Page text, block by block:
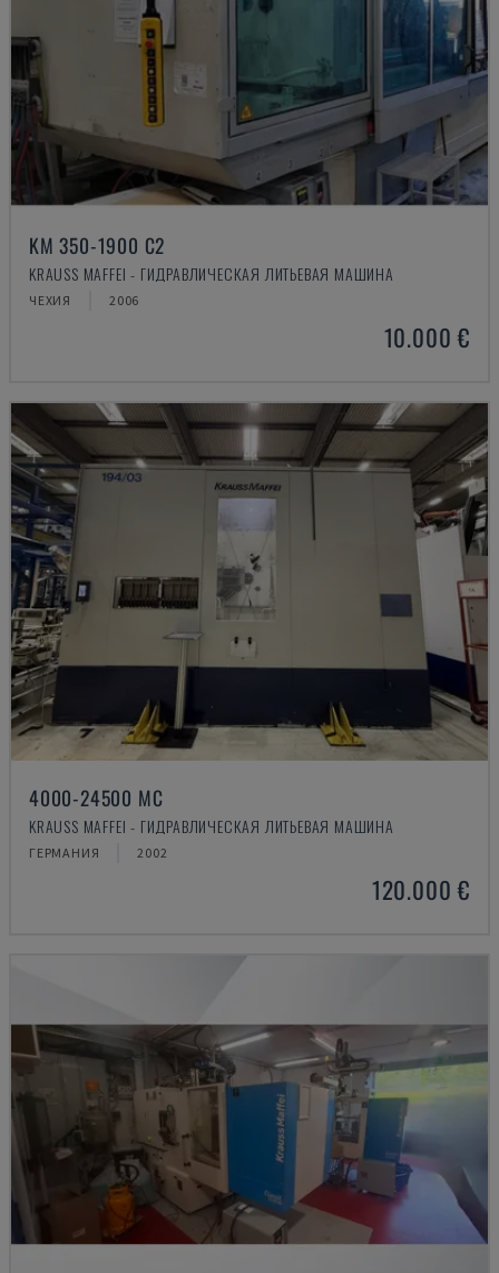
KM 350-1900 C2
KRAUSS MAFFEI - ГИДРАВЛИЧЕСКАЯ ЛИТЬЕВАЯ МАШИНА
ЧЕХИЯ 2006
10.000 €
4000-24500 MC
KRAUSS MAFFEI - ГИДРАВЛИЧЕСКАЯ ЛИТЬЕВАЯ МАШИНА
ГЕРМАНИЯ 2002
120.000 €